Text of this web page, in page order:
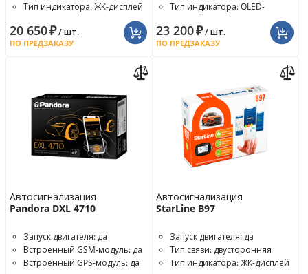
Тип индикатора: ЖК-дисплей
20 650₽/ шт.
ПО ПРЕДЗАКАЗУ
Тип индикатора: OLED-
дисплей
23 200₽/ шт.
ПО ПРЕДЗАКАЗУ
Автосигнализация
Pandora DXL 4710
Запуск двигателя: да
Встроенный GSM-модуль: да
Встроенный GPS-модуль: да
Автосигнализация
StarLine B97
Запуск двигателя: да
Тип связи: двусторонняя
Тип индикатора: ЖК-дисплей